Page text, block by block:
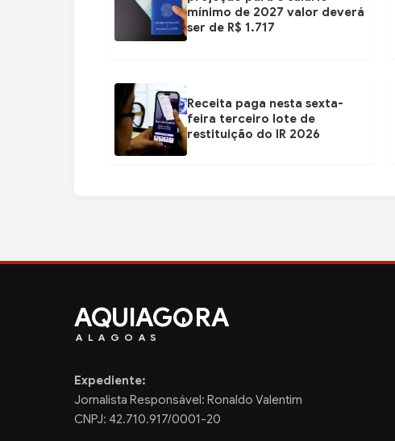
mínimo de 2027 valor deverá
ser de R$ 1.717
Receita paga nesta sexta-
feira terceiro lote de
restituição do IR 2026
AQUIAG RA
ALAGOAS
Expediente:
Jornalista Responsável: Ronaldo Valentim
CNPJ: 42.710.917/0001-20